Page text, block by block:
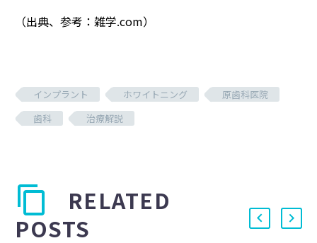
（出典、参考：雑学.com）
インプラント ホワイトニング
原歯科医院
歯科
治療解説
RELATED
POSTS